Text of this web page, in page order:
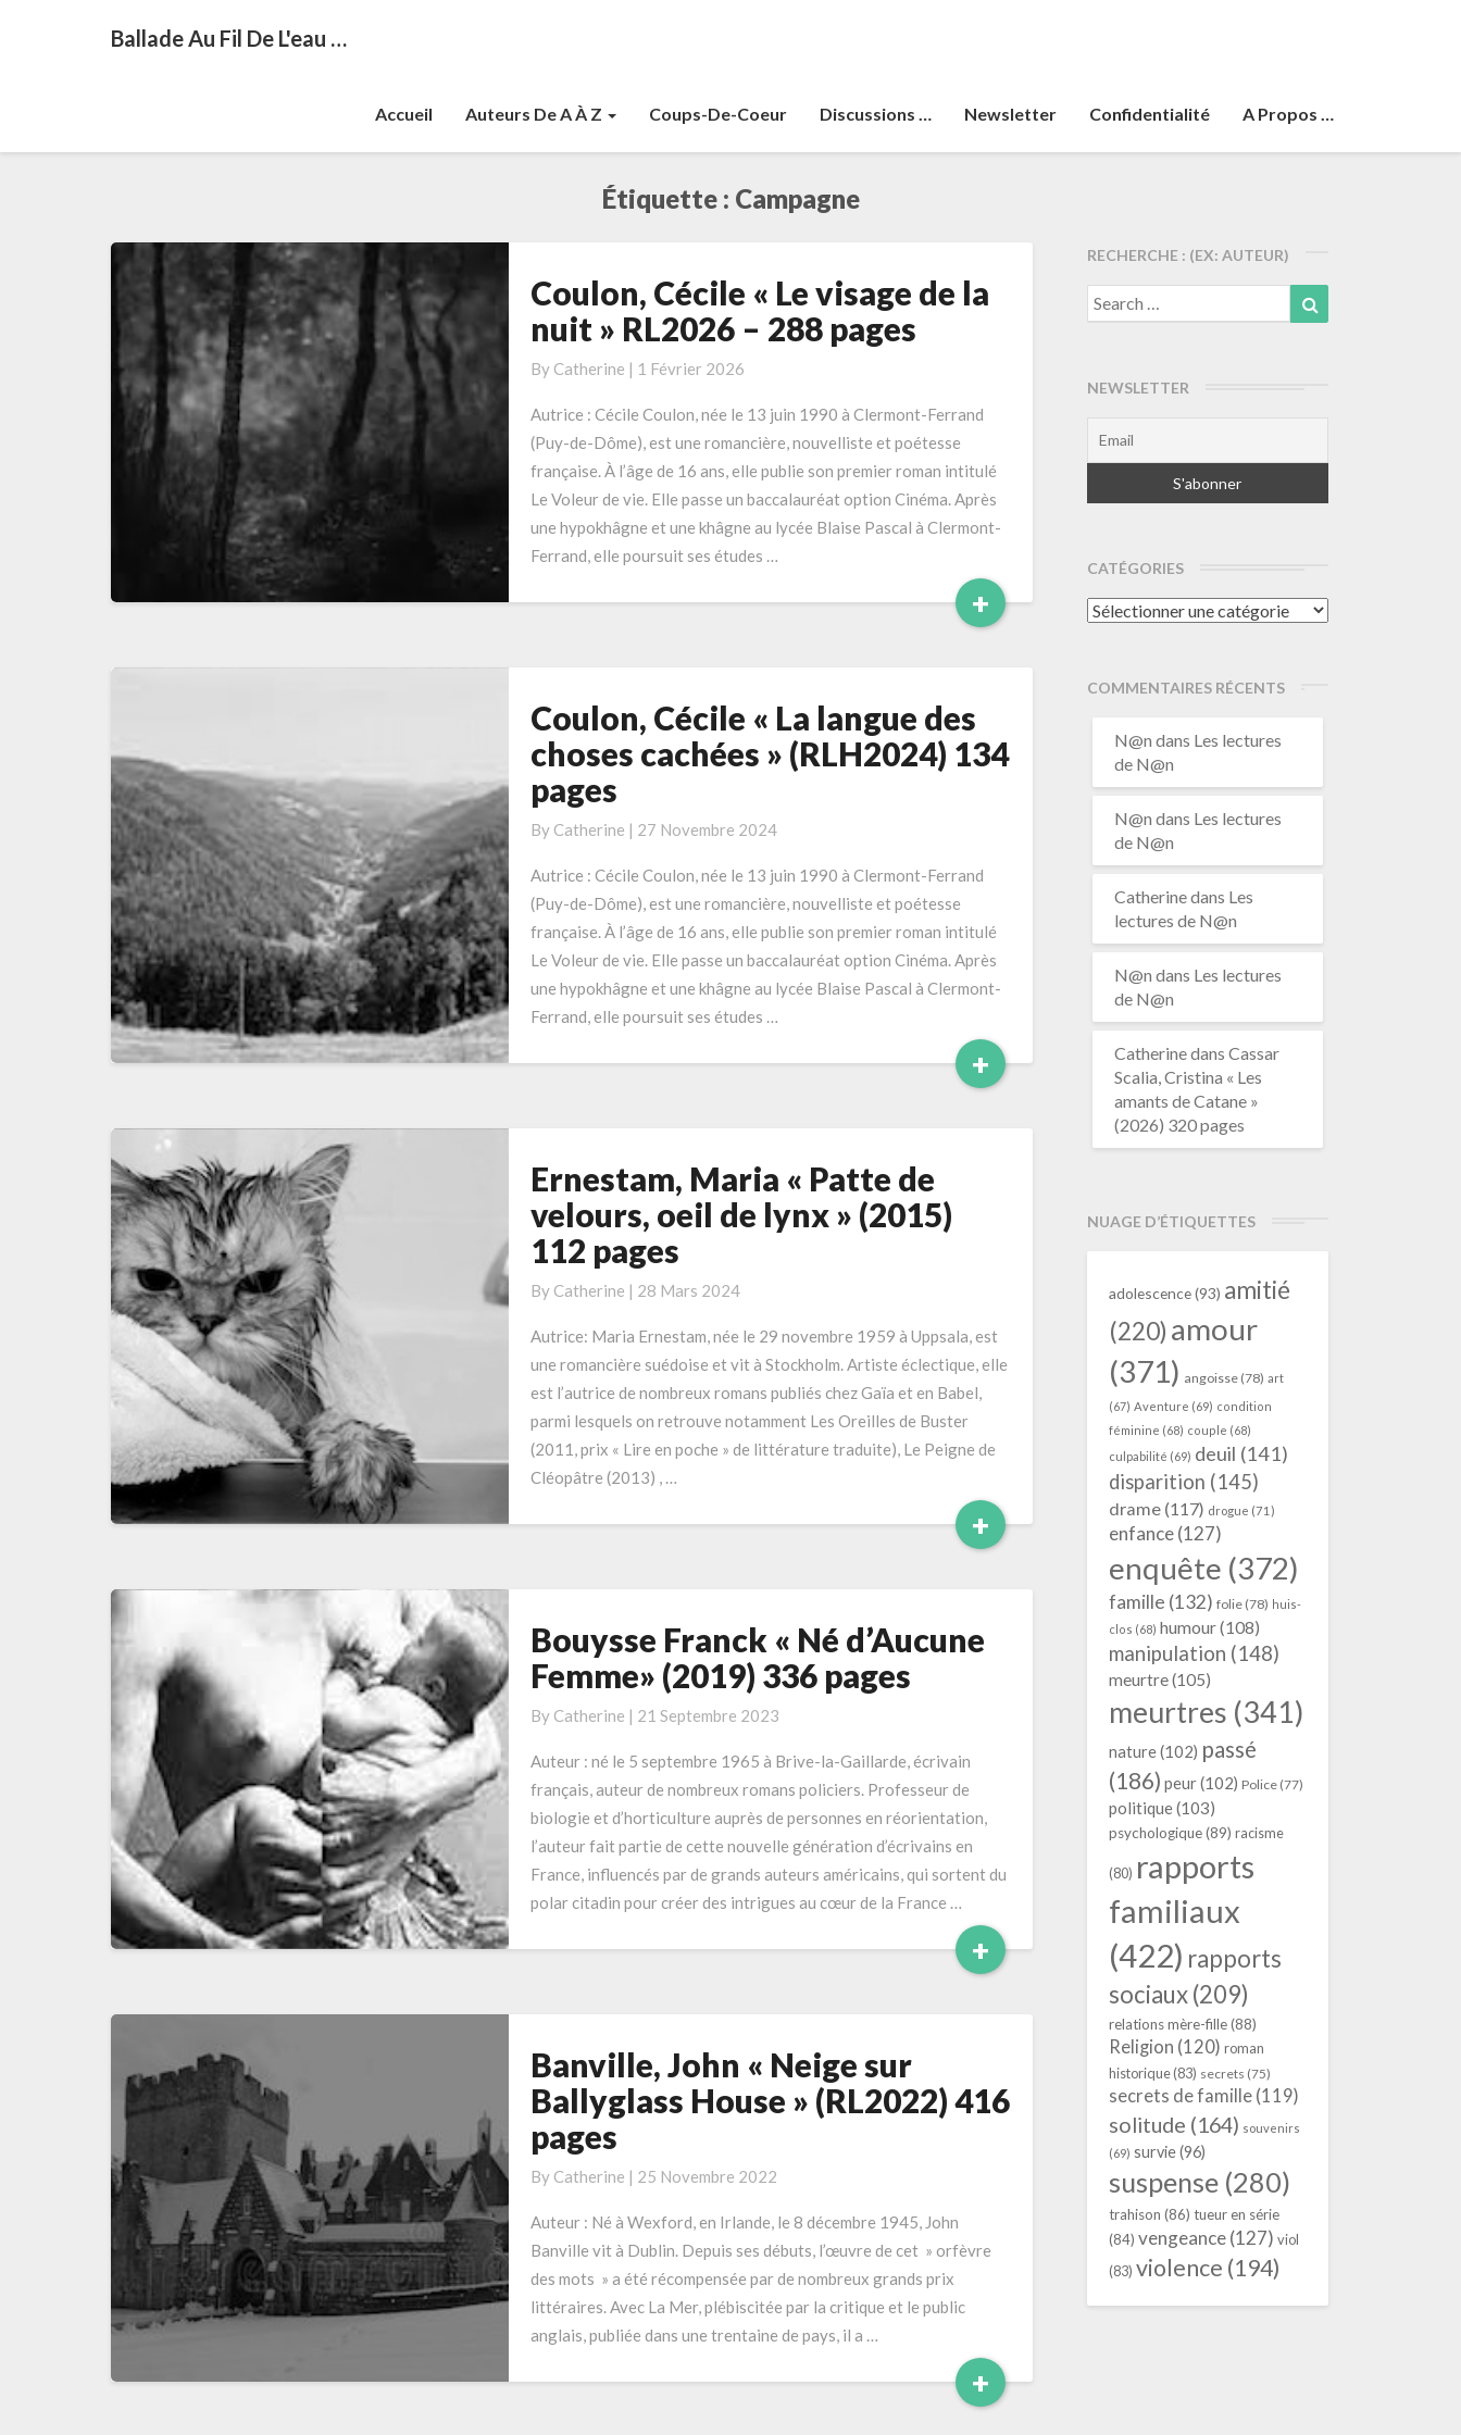
Ballade Au Fil De L'eau …
Accueil Auteurs De A À Z Coups-De-Coeur Discussions … Newsletter Confidentialité A Propos …
Étiquette : Campagne
Coulon,
Cécile
« Le
visage
la
nuit »
RL2026
–
288
pages
Coulon, Cécile « Le visage de la
nuit » RL2026 – 288 pages
By Catherine | 1 Février 2026
Autrice : Cécile Coulon, née le 13 juin 1990 à Clermont-Ferrand
(Puy-de-Dôme), est une romancière, nouvelliste et poétesse
française. À l’âge de 16 ans, elle publie son premier roman intitulé
Le Voleur de vie. Elle passe un baccalauréat option Cinéma. Après
une hypokhâgne et une khâgne au lycée Blaise Pascal à Clermont-
Ferrand, elle poursuit ses études …
+Read
More
Coulon,
Cécile
« La
langue
des
cachées »
(RLH2024)
134
pages
Coulon, Cécile « La langue des
choses cachées » (RLH2024) 134
pages
By Catherine | 27 Novembre 2024
Autrice : Cécile Coulon, née le 13 juin 1990 à Clermont-Ferrand
(Puy-de-Dôme), est une romancière, nouvelliste et poétesse
française. À l’âge de 16 ans, elle publie son premier roman intitulé
Le Voleur de vie. Elle passe un baccalauréat option Cinéma. Après
une hypokhâgne et une khâgne au lycée Blaise Pascal à Clermont-
Ferrand, elle poursuit ses études …
+Read
More
Ernestam,
Maria
« Patte
de
velours,
de
lynx »
(2015)
112
pages
Ernestam, Maria « Patte de
velours, oeil de lynx » (2015)
112 pages
By Catherine | 28 Mars 2024
Autrice: Maria Ernestam, née le 29 novembre 1959 à Uppsala, est
une romancière suédoise et vit à Stockholm. Artiste éclectique, elle
est l’autrice de nombreux romans publiés chez Gaïa et en Babel,
parmi lesquels on retrouve notamment Les Oreilles de Buster
(2011, prix « Lire en poche » de littérature traduite), Le Peigne de
Cléopâtre (2013) , …
+Read
More
Bouysse
Franck «
Né
d’Aucune
(2019)
336
pages
Bouysse Franck « Né d’Aucune
Femme» (2019) 336 pages
By Catherine | 21 Septembre 2023
Auteur : né le 5 septembre 1965 à Brive-la-Gaillarde, écrivain
français, auteur de nombreux romans policiers. Professeur de
biologie et d’horticulture auprès de personnes en réorientation,
l’auteur fait partie de cette nouvelle génération d’écrivains en
France, influencés par de grands auteurs américains, qui sortent du
polar citadin pour créer des intrigues au cœur de la France …
+Read
More
Banville,
John
« Neige
sur
Ballyglass
(RL2022)
416
pages
Banville, John « Neige sur
Ballyglass House » (RL2022) 416
pages
By Catherine | 25 Novembre 2022
Auteur : Né à Wexford, en Irlande, le 8 décembre 1945, John
Banville vit à Dublin. Depuis ses débuts, l’œuvre de cet » orfèvre
des mots » a été récompensée par de nombreux grands prix
littéraires. Avec La Mer, plébiscitée par la critique et le public
anglais, publiée dans une trentaine de pays, il a …
+Read
More
RECHERCHE : (EX: AUTEUR)
Search
for:
NEWSLETTER
CATÉGORIES
Catégories
COMMENTAIRES RÉCENTS
N@n dans Les lectures
de N@n
N@n dans Les lectures
de N@n
Catherinedans Les
lectures de N@n
N@n dans Les lectures
de N@n
Catherinedans Cassar
Scalia, Cristina « Les
amants de Catane »
(2026) 320 pages
NUAGE D’ÉTIQUETTES
adolescence(93) amitié
(220) amour
(371) angoisse(78) art
(67) Aventure (69) condition
féminine (68) couple (68)
culpabilité (69) deuil (141)
disparition (145)
drame(117) drogue (71)
enfance(127)
enquête (372)
famille (132) folie(78) huis-
clos (68) humour(108)
manipulation (148)
meurtre(105)
meurtres (341)
nature(102) passé
(186) peur(102) Police(77)
politique(103)
psychologique(89) racisme
(80) rapports
familiaux
(422) rapports
sociaux(209)
relations mère-fille(88)
Religion (120) roman
historique(83) secrets (75)
secrets de famille(119)
solitude (164) souvenirs
(69) survie(96)
suspense(280)
trahison (86) tueur en série
(84) vengeance(127) viol
(83) violence (194)